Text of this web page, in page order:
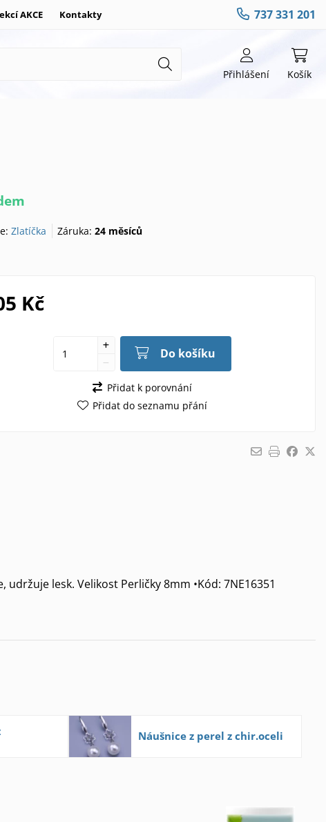
AKCE Kontakty 737 331 201
Přihlášení Košík
Zlatíčka Záruka:24 měsíců
Kč
Do košíku
Přidat k porovnání
Přidat do seznamu přání
lesk. Velikost Perličky 8mm •Kód: 7NE16351
Náušnice z perel z chir.oceli